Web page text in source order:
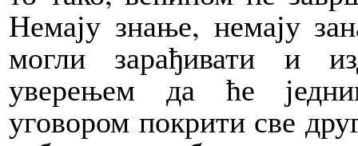
Немају знање, немају
могли зарађивати и
уверењем да ће
уговором покрити све